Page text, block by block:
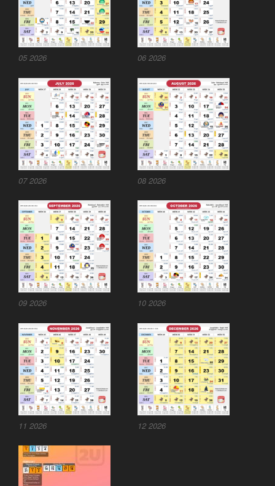
05 2026 06 2026
07 2026 08 2026
09 2026 10 2026
11 2026 12 2026